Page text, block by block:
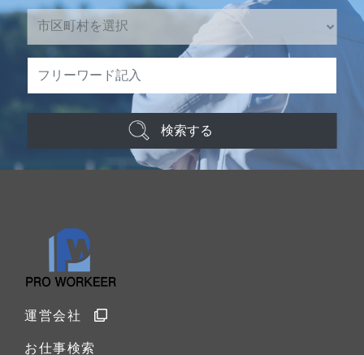
検索する
運営会社
お仕事検索